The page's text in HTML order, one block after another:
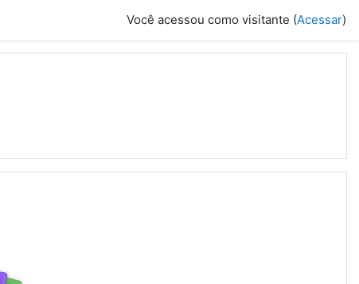
Você acessou como visitante (Acessar)